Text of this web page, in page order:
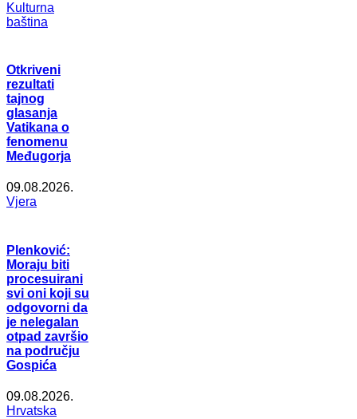
Kulturna
baština
Otkriveni
rezultati
tajnog
glasanja
Vatikana o
fenomenu
Međugorja
09.08.2026.
Vjera
Plenković:
Moraju biti
procesuirani
svi oni koji su
odgovorni da
je nelegalan
otpad završio
na području
Gospića
09.08.2026.
Hrvatska